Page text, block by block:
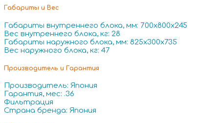
Габариты и Вес
Габариты внутреннего блока, мм: 700x800x245
Вес внутреннего блока, кг: 28
Габариты наружного блока, мм: 825x300x735
Вес наружного блока, кг: 47
Производитель и Гарантия
Производитель: Япония
Гарантия, мес: .36
Фильтрация
Страна бренда: Япония